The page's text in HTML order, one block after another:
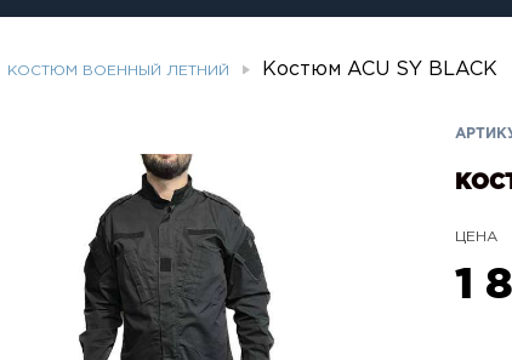
КОСТЮМ ВОЕННЫЙ ЛЕТНИЙ Костюм ACU SY BLACK
ЦЕНА
1